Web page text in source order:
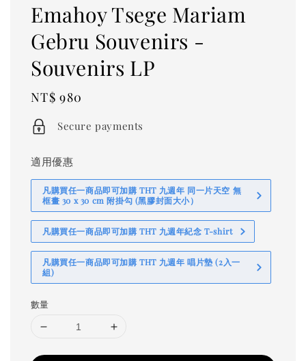
Emahoy Tsege Mariam
Gebru Souvenirs -
Souvenirs LP
Regular
price
NT$ 980
Secure payments
適用優惠
凡購買任一商品即可加購 THT 九週年 同一片天空 無
框畫 30 x 30 cm 附掛勾 (黑膠封面大小）
凡購買任一商品即可加購 THT 九週年紀念 T-shirt
凡購買任一商品即可加購 THT 九週年 唱片墊 (2入一
組)
數量